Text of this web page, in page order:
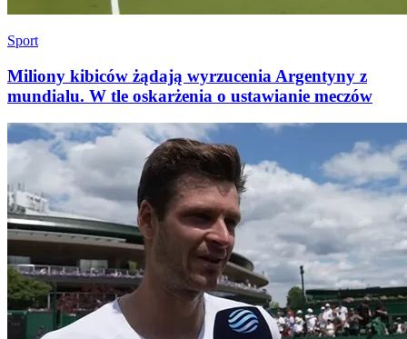
Sport
Miliony kibiców żądają wyrzucenia Argentyny z
mundialu. W tle oskarżenia o ustawianie meczów